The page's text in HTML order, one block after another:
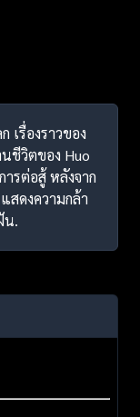
เรื่องราวของ
ชีวิตของ Huo
ารต่อสู้ หลังจาก
สดงความกล้า
น.